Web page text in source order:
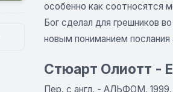
особенно как соотносятся
Бог сделал для грешников
новым пониманием
Стюарт Олиотт -
Пер. с англ. - АЛЬФОМ, 1999.